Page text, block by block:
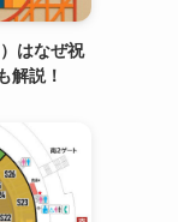
はなぜ祝
解説！